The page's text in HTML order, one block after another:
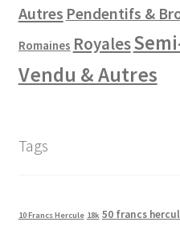
Autres Pendentifs &
Romaines Royales
Vendu & Autres
Tags
10 Francs Hercule 18k 50 francs